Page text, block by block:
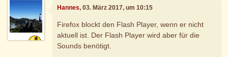
Hannes, 03. März 2017, um 10:15
Firefox blockt den Flash Player, wenn er nicht
aktuell ist. Der Flash Player wird aber für die
Sounds benötigt.